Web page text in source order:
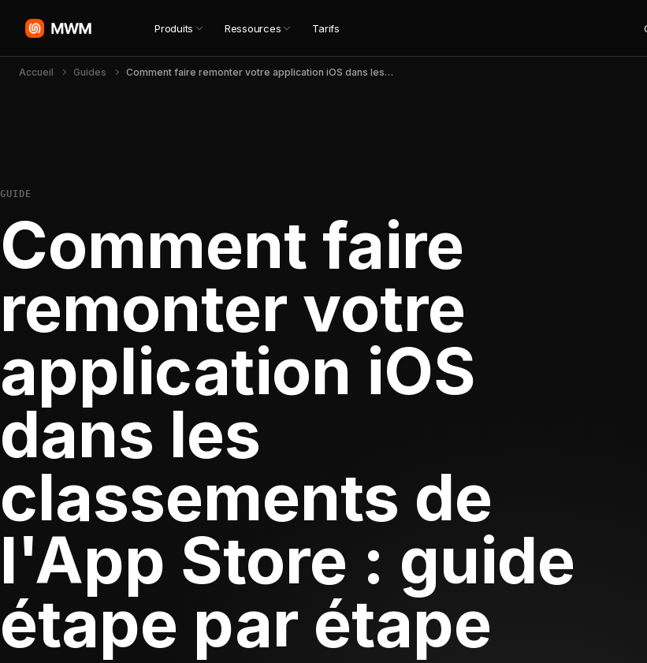
Produits Ressources Tarifs
Accueil Guides Comment faire remonter votre application iOS dans les classements de l'App Store : guide étape par étape
GUIDE
Comment faire
remonter votre
application iOS
dans les
classements de
l'App Store : guide
étape par étape